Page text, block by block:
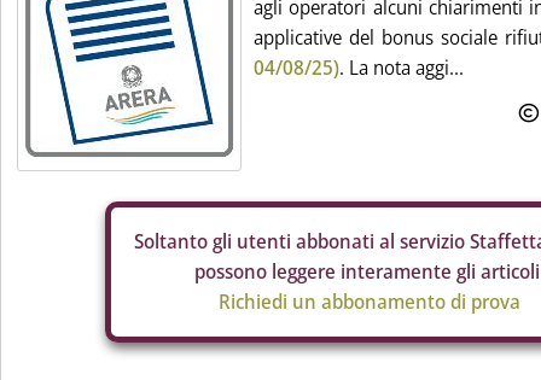
agli operatori alcuni chiarimenti
applicative del bonus sociale
04/08/25). La nota aggi...
Soltanto gli utenti abbonati al servizio
possono leggere interamente gli
Richiedi un abbonamento di prova